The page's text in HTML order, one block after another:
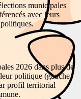
municipales
avec leurs
2026 dans plus de
politique (gauche,
profil territorial